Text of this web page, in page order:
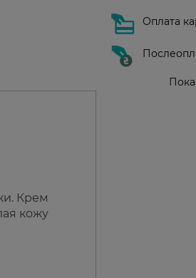
Крем
кожу
Оплата